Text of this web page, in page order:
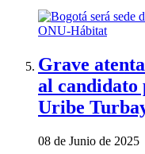
Grave
al candidato
Uribe
08 de Junio de 2025